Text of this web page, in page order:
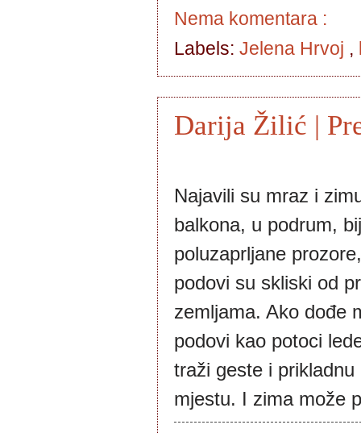
Nema komentara :
Labels: Jelena Hrvoj ,
Darija Žilić |
Najavili su mraz i
balkona, u podrum,
poluzaprljane
podovi su skliski od
zemljama. Ako dođe
podovi kao potoci
traži geste i
mjestu. I zima može